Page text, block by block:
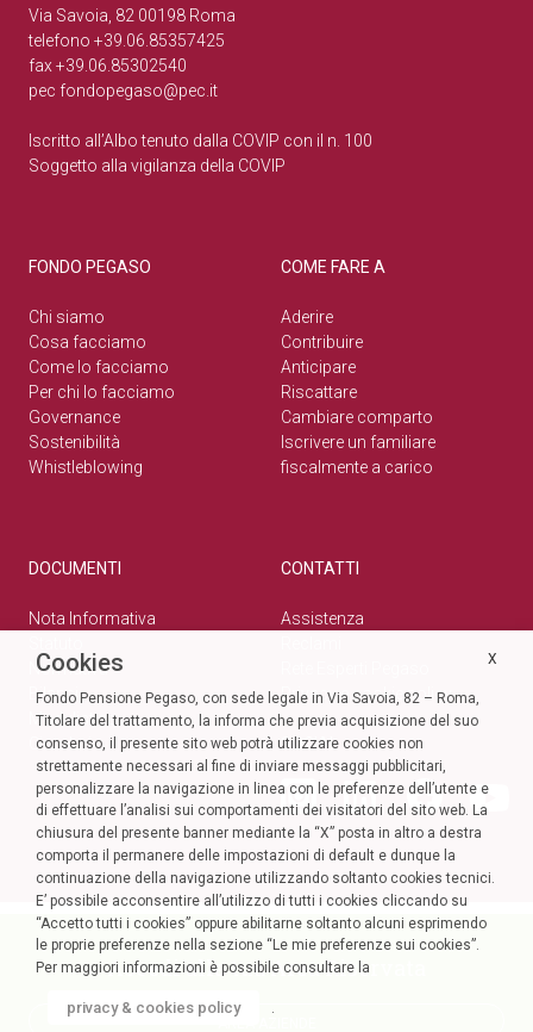
Via Savoia, 82 00198 Roma
telefono +39.06.85357425
fax +39.06.85302540
pec fondopegaso@pec.it
Iscritto all’Albo tenuto dalla COVIP con il n. 100
Soggetto alla vigilanza della COVIP
FONDO PEGASO
Chi siamo
Cosa facciamo
Come lo facciamo
Per chi lo facciamo
Governance
Sostenibilità
Whistleblowing
COME FARE A
Aderire
Contribuire
Anticipare
Riscattare
Cambiare comparto
Iscrivere un familiare
fiscalmente a carico
DOCUMENTI
Nota Informativa
Normativa
Bilanci
Modulistica
Circolari
CONTATTI
Assistenza
Privacy e cookie policy
SOCIAL
Accedi alla tua Area Riservata
X
Cookies
Fondo Pensione Pegaso, con sede legale in Via Savoia, 82 – Roma,
Titolare del trattamento, la informa che previa acquisizione del suo
consenso, il presente sito web potrà utilizzare cookies non
strettamente necessari al fine di inviare messaggi pubblicitari,
personalizzare la navigazione in linea con le preferenze dell’utente e
di effettuare l’analisi sui comportamenti dei visitatori del sito web. La
chiusura del presente banner mediante la “X” posta in altro a destra
comporta il permanere delle impostazioni di default e dunque la
continuazione della navigazione utilizzando soltanto cookies tecnici.
E’ possibile acconsentire all’utilizzo di tutti i cookies cliccando su
“Accetto tutti i cookies” oppure abilitarne soltanto alcuni esprimendo
le proprie preferenze nella sezione “Le mie preferenze sui cookies”.
Per maggiori informazioni è possibile consultare la
privacy & cookies policy .